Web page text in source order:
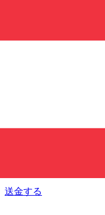
送金する